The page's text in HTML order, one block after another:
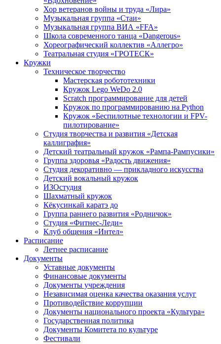
Хор ветеранов войны и труда «Лира»
Музыкальная группа «Стаи»
Музыкальная группа ВИА «FFA»
Школа современного танца «Dangerous»
Хореографический коллектив «Аллегро»
Театральная студия «ГРОТЕСК»
Кружки
Техническое творчество
Мастерская робототехники
Кружок Lego WeDo 2.0
Scratch программирование для детей
Кружок по программированию на Python
Кружок «Беспилотные технологии и FPV-
пилотирование»
Студия творчества и развития «Детская
каллиграфия»
Детский театральный кружок «Рампа-Рампусики»
Группа здоровья «Радость движения»
Студия декоративно — прикладного искусства
Детский вокальный кружок
ИЗОстудия
Шахматный кружок
Кёкусинкай каратэ до
Группа раннего развития «Родничок»
Cтудия «Фитнес-Леди»
Клуб общения «Интел»
Расписание
Летнее расписание
Документы
Уставные документы
Финансовые документы
Документы учреждения
Независимая оценка качества оказания услуг
Противодействие коррупции
Документы национального проекта «Культура»
Государственная политика
Документы Комитета по культуре
Фестивали